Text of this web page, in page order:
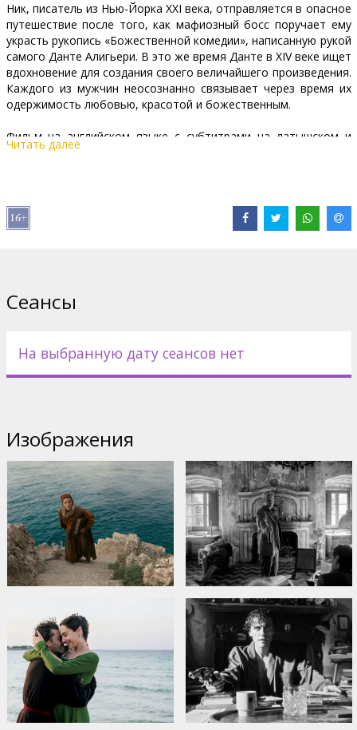
Ник, писатель из Нью-Йорка XXI века, отправляется в опасное
путешествие после того, как мафиозный босс поручает ему
украсть рукопись «Божественной комедии», написанную рукой
самого Данте Алигьери. В это же время Данте в XIV веке ищет
вдохновение для создания своего величайшего произведения.
Каждого из мужчин неосознанно связывает через время их
одержимость любовью, красотой и божественным.
Фильм на английском языке с субтитрами на латышском и
русском языках.
Дистрибьютор:
Latvian Theatrical Distribution
Pежиссер :
Читать далее
Сеансы
На выбранную дату сеансов нет
Изображения